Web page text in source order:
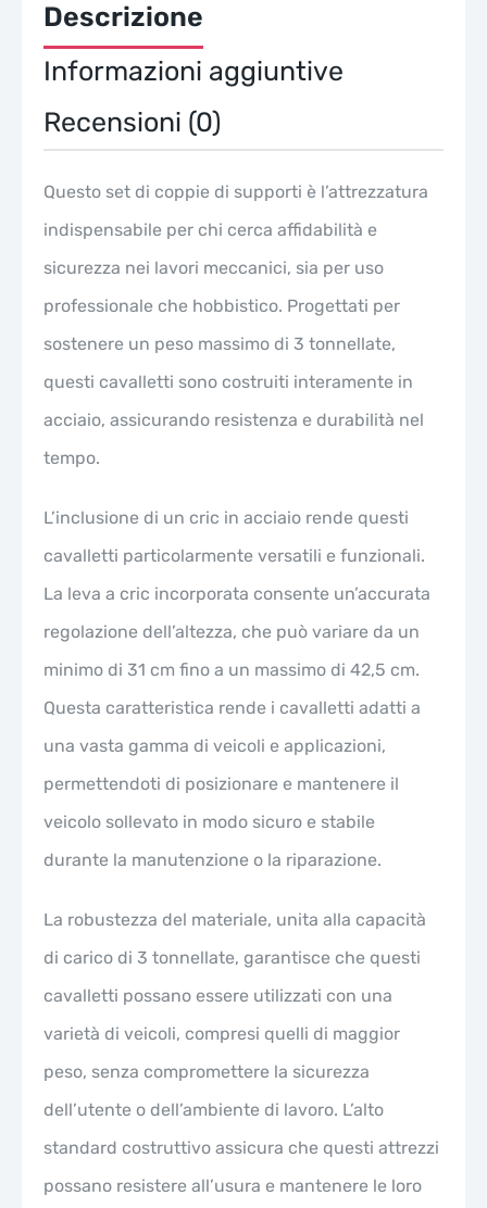
Descrizione
Informazioni aggiuntive
Recensioni (0)
Questo set di coppie di supporti è l’attrezzatura
indispensabile per chi cerca affidabilità e
sicurezza nei lavori meccanici, sia per uso
professionale che hobbistico. Progettati per
sostenere un peso massimo di 3 tonnellate,
questi cavalletti sono costruiti interamente in
acciaio, assicurando resistenza e durabilità nel
tempo.
L’inclusione di un cric in acciaio rende questi
cavalletti particolarmente versatili e funzionali.
La leva a cric incorporata consente un’accurata
regolazione dell’altezza, che può variare da un
minimo di 31 cm fino a un massimo di 42,5 cm.
Questa caratteristica rende i cavalletti adatti a
una vasta gamma di veicoli e applicazioni,
permettendoti di posizionare e mantenere il
veicolo sollevato in modo sicuro e stabile
durante la manutenzione o la riparazione.
La robustezza del materiale, unita alla capacità
di carico di 3 tonnellate, garantisce che questi
cavalletti possano essere utilizzati con una
varietà di veicoli, compresi quelli di maggior
peso, senza compromettere la sicurezza
dell’utente o dell’ambiente di lavoro. L’alto
standard costruttivo assicura che questi attrezzi
possano resistere all’usura e mantenere le loro